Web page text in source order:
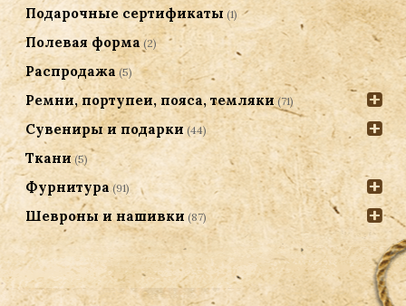
Подарочные сертификаты (1)
Полевая форма (2)
Распродажа (5)
Ремни, портупеи, пояса, темляки (71)
Сувениры и подарки (44)
Ткани (5)
Фурнитура (91)
Шевроны и нашивки (87)